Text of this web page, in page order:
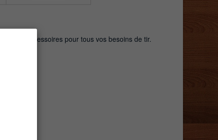
accessoires pour tous vos besoins de tir.